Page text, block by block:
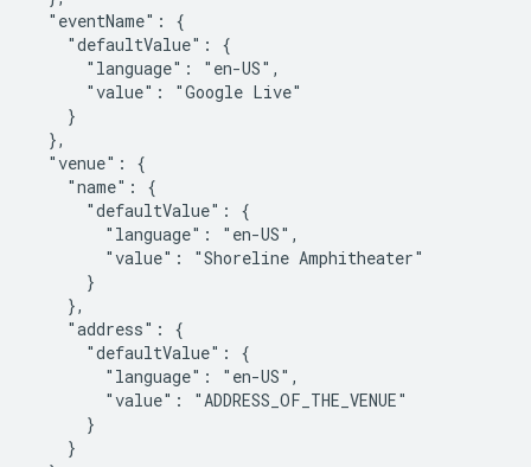
  "eventName": {
    "defaultValue": {
      "language": "en-US",
      "value": "Google Live"
    }
  },
  "venue": {
    "name": {
      "defaultValue": {
        "language": "en-US",
        "value": "Shoreline Amphitheater"
      }
    },
    "address": {
      "defaultValue": {
        "language": "en-US",
        "value": "ADDRESS_OF_THE_VENUE"
      }
    }